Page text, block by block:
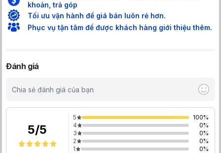
khoản, trả góp
Tối ưu vận hành để giá bán luôn rẻ hơn.
Phục vụ tận tâm để được khách hàng giới thiệu thêm.
Đánh giá
Chia sẻ đánh giá của bạn
5/5
5 100%
4
0%
3
0%
2
0%
1
0%